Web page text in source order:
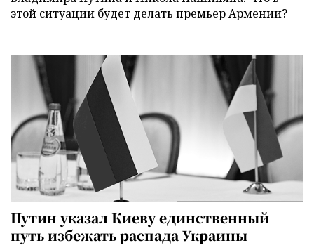
этой ситуации будет делать премьер Армении?
Путин указал Киеву единственный
путь избежать распада Украины